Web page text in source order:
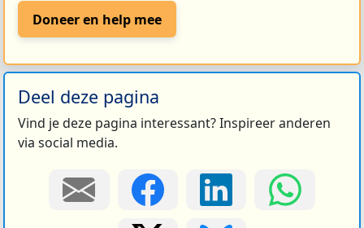
Doneer en help mee
Deel deze pagina
Vind je deze pagina interessant? Inspireer anderen
via social media.